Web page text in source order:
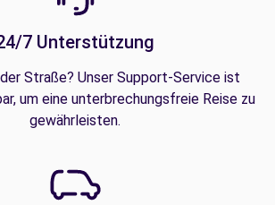
7 Unterstützung
Straße? Unser Support-Service ist
um eine unterbrechungsfreie Reise zu
gewährleisten.